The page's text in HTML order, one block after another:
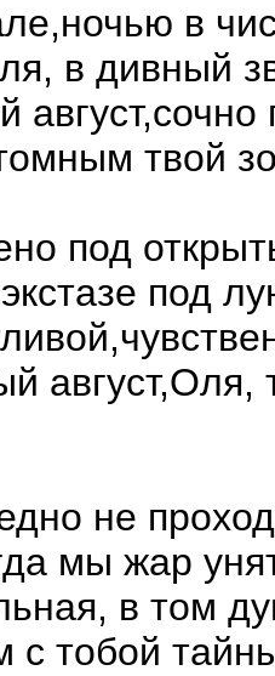
в
в дивный
твой
под
под
не
мы жар
в том
с тобой